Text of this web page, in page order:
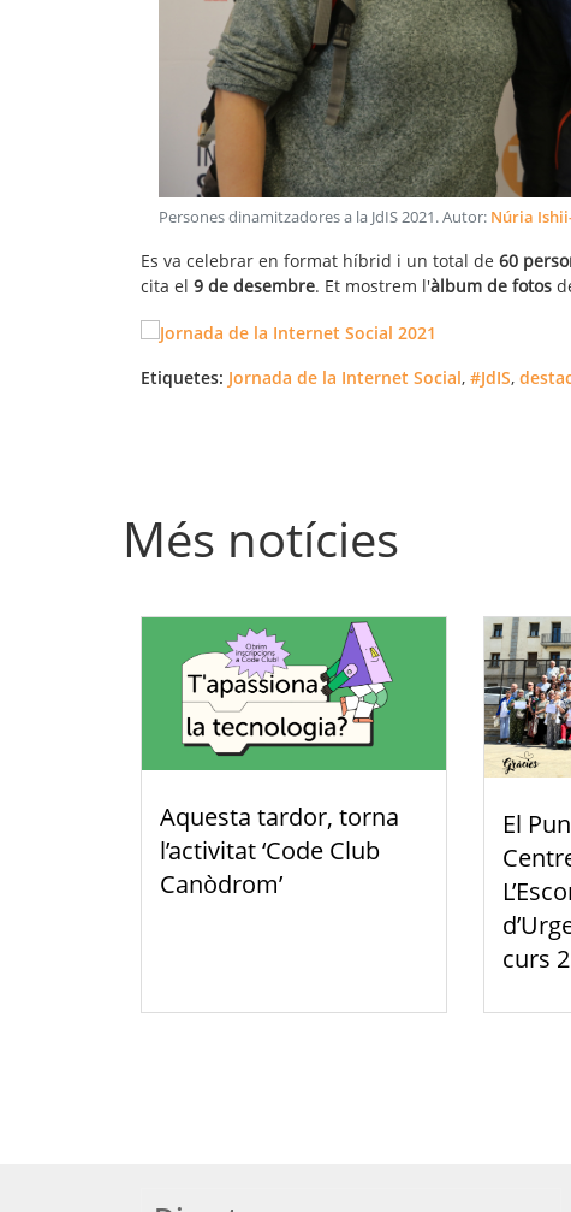
Persones dinamitzadores a la JdIS 2021. Autor: Núria
Es va celebrar en format híbrid i un total de 60
cita el 9 de desembre. Et mostrem l'àlbum de fotos
Etiquetes: Jornada de la Internet Social, #JdIS,
Més notícies
Aquesta tardor, torna
l’activitat ‘Code Club
Canòdrom’
El
curs